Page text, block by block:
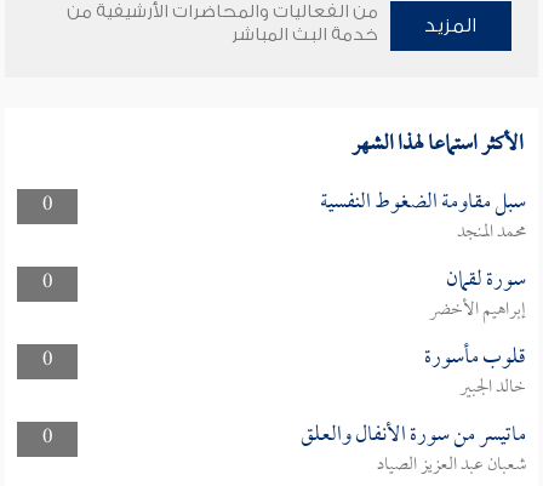
المزيد
من الفعاليات والمحاضرات الأرشيفية من
خدمة البث المباشر
الأكثر استماعا لهذا الشهر
0 سبل مقاومة الضغوط النفسية
محمد المنجد
0
سورة لقمان
إبراهيم الأخضر
0
قلوب مأسورة
خالد الجبير
0
ماتيسر من سورة الأنفال والعلق
شعبان عبد العزيز الصياد